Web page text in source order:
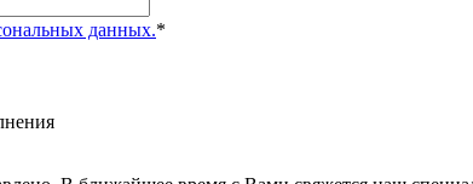
данных.*